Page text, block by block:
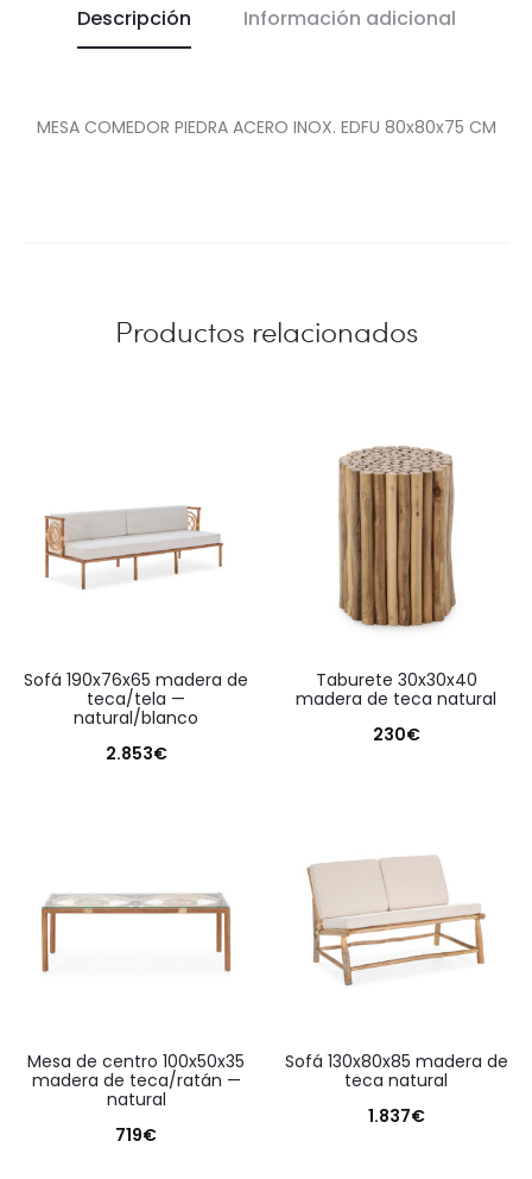
Descripción Información adicional
MESA COMEDOR PIEDRA ACERO INOX. EDFU 80x80x75 CM
Productos relacionados
sofá 190x76x65 madera de
teca/tela —
natural/blanco
2.853€
taburete 30x30x40
madera de teca natural
230€
mesa de centro 100x50x35
madera de teca/ratán —
natural
719€
sofá 130x80x85 madera de
teca natural
1.837€